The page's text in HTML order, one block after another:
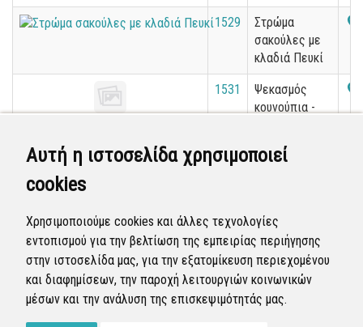
Αυτή η ιστοσελίδα χρησιμοποιεί
cookies
Χρησιμοποιούμε cookies και άλλες τεχνολογίες
εντοπισμού για την βελτίωση της εμπειρίας περιήγησης
στην ιστοσελίδα μας, για την εξατομίκευση περιεχομένου
και διαφημίσεων, την παροχή λειτουργιών κοινωνικών
μέσων και την ανάλυση της επισκεψιμότητάς μας.
1529
Στρώμα
σακούλες με
κλαδιά Πευκί
1531
Ψεκασμός
κουνούπια -
1534 Κλαριά
« 11 12 13 14 15 16 17 18
19
20
»
Εμφανίζονται301-320από 4.811